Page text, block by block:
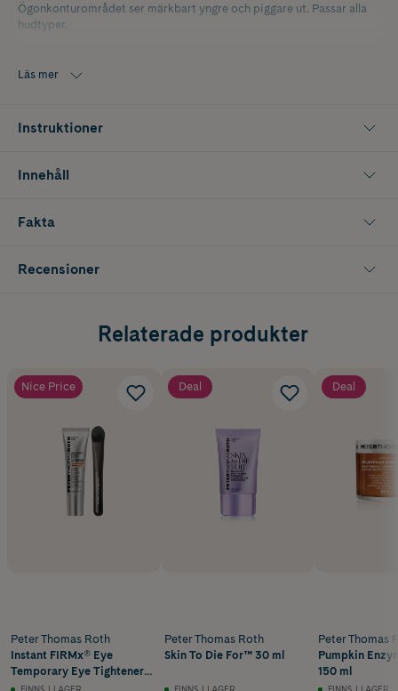
Ögonkonturområdet ser märkbart yngre och piggare ut. Passar alla
hudtyper.
den får näring och fukt.
Läs mer
Instruktioner
Innehåll
Fakta
Recensioner
Relaterade produkter
Nice Price
Peter Thomas Roth
Instant FIRMx® Eye
Temporary Eye Tightener
Easy-Wear 20 ml + Brush
Deal
Peter Thomas Roth
Skin To Die For™ 30 ml
Deal
Peter Thomas
Pumpkin
150 ml